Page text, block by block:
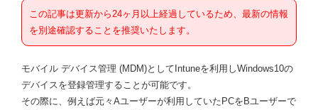
この記事は更新から24ヶ月以上経過しているため、最新の情報
を別途確認することを推奨いたします。
モバイル デバイス管理 (MDM)としてIntuneを利用しWindows10の
デバイスを登録管理することが可能です。
その際に、例えば元々Aユーザーが利用していたPCをBユーザーで